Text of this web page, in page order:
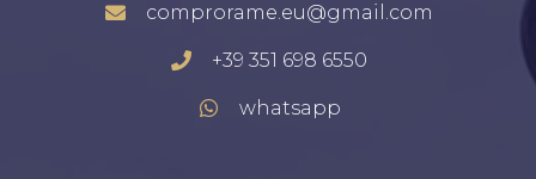
comprorame.eu@gmail.com
+39 351 698 6550
whatsapp